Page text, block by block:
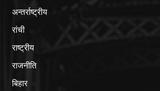
अन्तर्राष्ट्रीय
रांची
राष्ट्रीय
राजनीति
बिहार